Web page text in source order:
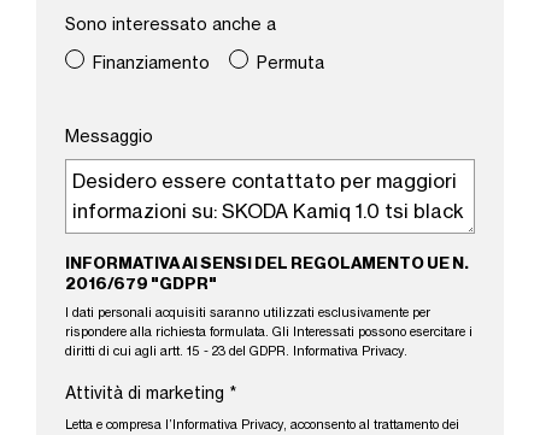
Sono interessato anche a
Finanziamento
Permuta
Messaggio
INFORMATIVA AI SENSI DEL REGOLAMENTO UE N.
2016/679 "GDPR"
I dati personali acquisiti saranno utilizzati esclusivamente per
rispondere alla richiesta formulata. Gli Interessati possono esercitare i
diritti di cui agli artt. 15 - 23 del GDPR.
Informativa Privacy.
Attività di marketing *
Letta e compresa l’ Informativa Privacy, acconsento al trattamento dei